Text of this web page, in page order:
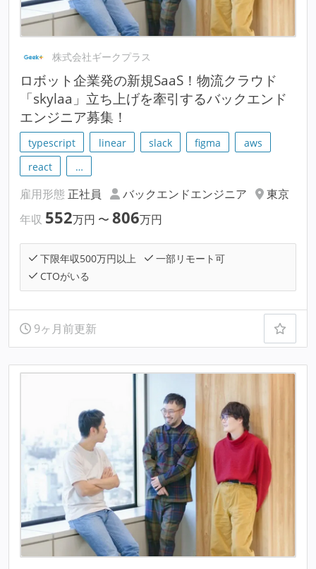
株式会社ギークプラス
ロボット企業発の新規SaaS！物流クラウド
「skylaa」立ち上げを牽引するバックエンド
エンジニア募集！
typescript linear slack figma
aws
react
…
雇用形態 正社員 バックエンドエンジニア
東京
年収 552万円 〜 806万円
下限年収500万円以上
一部リモート可
CTOがいる
9ヶ月前更新